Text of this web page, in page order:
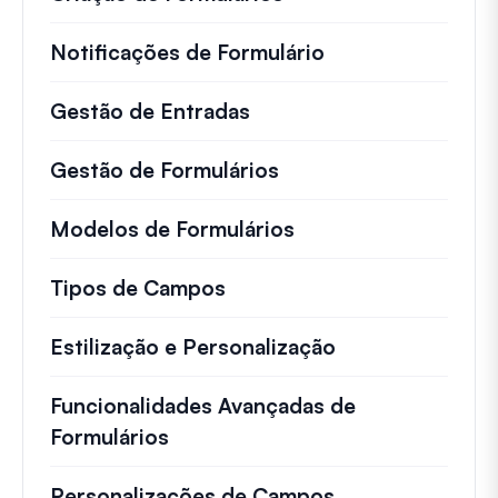
Notificações de Formulário
Gestão de Entradas
Gestão de Formulários
Modelos de Formulários
Tipos de Campos
Estilização e Personalização
Funcionalidades Avançadas de
Formulários